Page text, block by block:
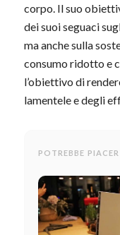
corpo. Il suo
dei suoi seguaci
ma anche sulla
consumo ridotto e
l’obiettivo di
lamentele e degli
POTREBBE